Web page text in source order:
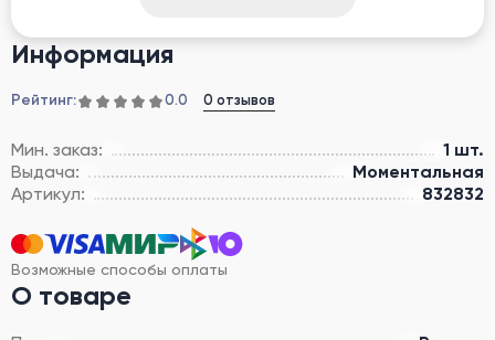
Информация
Рейтинг: 0.0 0 отзывов
Мин. заказ:
1 шт.
Выдача:
Моментальная
Артикул:
832832
Возможные способы оплаты
О товаре